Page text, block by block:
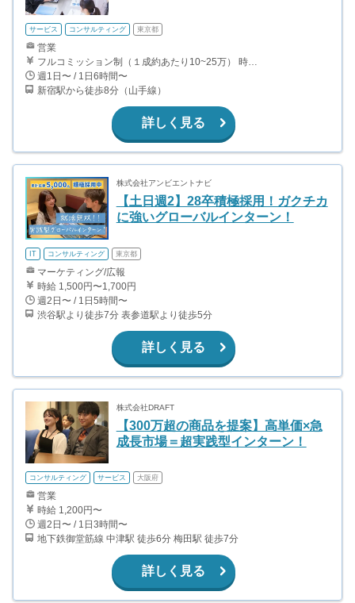
サービス コンサルティング 東京都
営業
フルコミッション制（１成約あたり10~25万） 時給換算で（2000円〜2500円）程度が目安となります。 月100万を稼ぐ学生多数在籍しています。 ■収入例 〇入社1か月目（早稲田大学2年生） 役職：アポインター 月間1契約×10万円＝10万円 ＋交通費 〇入社3か月目（明治大学2年生） 役職：アポインター 月間2契約×13万円＝26万円 ＋交通費 〇入社6か月目（慶應義塾大学3年生） 役職：アポインター 月間5契約×15万円＝75万円 ＋交通費 〇入社15か月目（東京大学3年生） 役職：クローザー 月間3契約×25万=75万円 ＋交通費 交通費支給あり
週1日〜 / 1日6時間〜
新宿駅から徒歩8分（山手線）
詳しく見る
株式会社アンビエントナビ
【土日週2】28卒積極採用！ガクチカ
に強いグローバルインターン！
IT コンサルティング 東京都
マーケティング/広報
時給 1,500円〜1,700円
週2日〜 / 1日5時間〜
渋谷駅より徒歩7分 表参道駅より徒歩5分
詳しく見る
株式会社DRAFT
【300万超の商品を提案】高単価×急
成長市場＝超実践型インターン！
コンサルティング サービス 大阪府
営業
時給 1,200円〜
週2日〜 / 1日3時間〜
地下鉄御堂筋線 中津駅 徒歩6分 梅田駅 徒歩7分
詳しく見る